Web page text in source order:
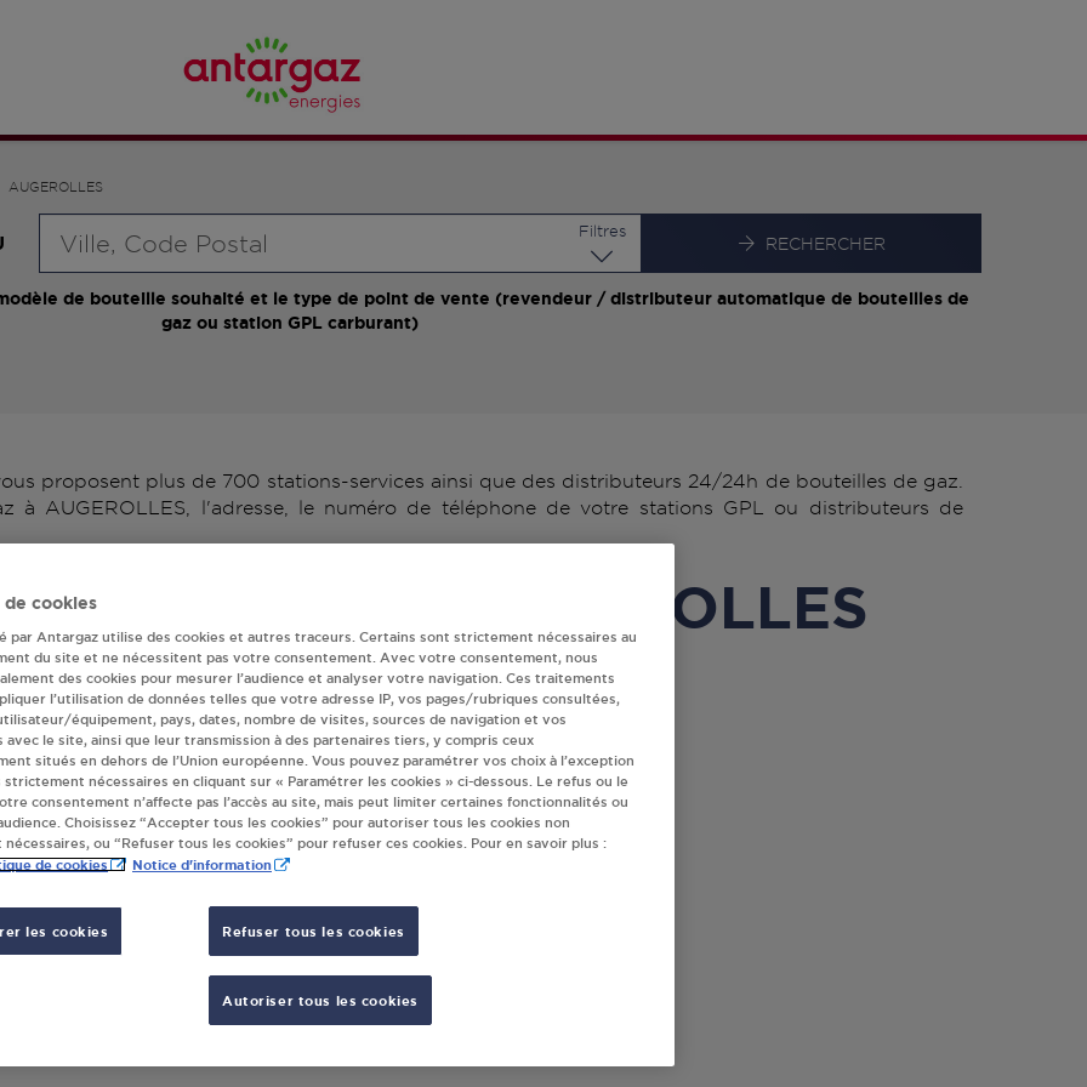
AUGEROLLES
Filtres
RECHERCHER
de bouteille souhaité et le type de point de vente (revendeur / distributeur automatique de bouteilles de
gaz ou station GPL carburant)
proposent plus de 700 stations-services ainsi que des distributeurs 24/24h de bouteilles de gaz.
à AUGEROLLES, l'adresse, le numéro de téléphone de votre stations GPL ou distributeurs de
Antargaz à AUGEROLLES
AUGEROLLES
DE L'EGLISE
AUGEROLLES
S'Y RENDRE
de cookies
par Antargaz utilise des cookies et autres traceurs. Certains sont strictement nécessaires au
du site et ne nécessitent pas votre consentement. Avec votre consentement, nous
des cookies pour mesurer l’audience et analyser votre navigation. Ces traitements
l’utilisation de données telles que votre adresse IP, vos pages/rubriques consultées,
équipement, pays, dates, nombre de visites, sources de navigation et vos
avec le site, ainsi que leur transmission à des partenaires tiers, y compris ceux
situés en dehors de l’Union européenne. Vous pouvez paramétrer vos choix à l’exception
strictement nécessaires en cliquant sur « Paramétrer les cookies » ci-dessous. Le refus ou le
consentement n’affecte pas l’accès au site, mais peut limiter certaines fonctionnalités ou
Choisissez “Accepter tous les cookies” pour autoriser tous les cookies non
ou “Refuser tous les cookies” pour refuser ces cookies. Pour en savoir plus :
de cookies Notice d'information
les cookies Refuser tous les cookies
Autoriser tous les cookies